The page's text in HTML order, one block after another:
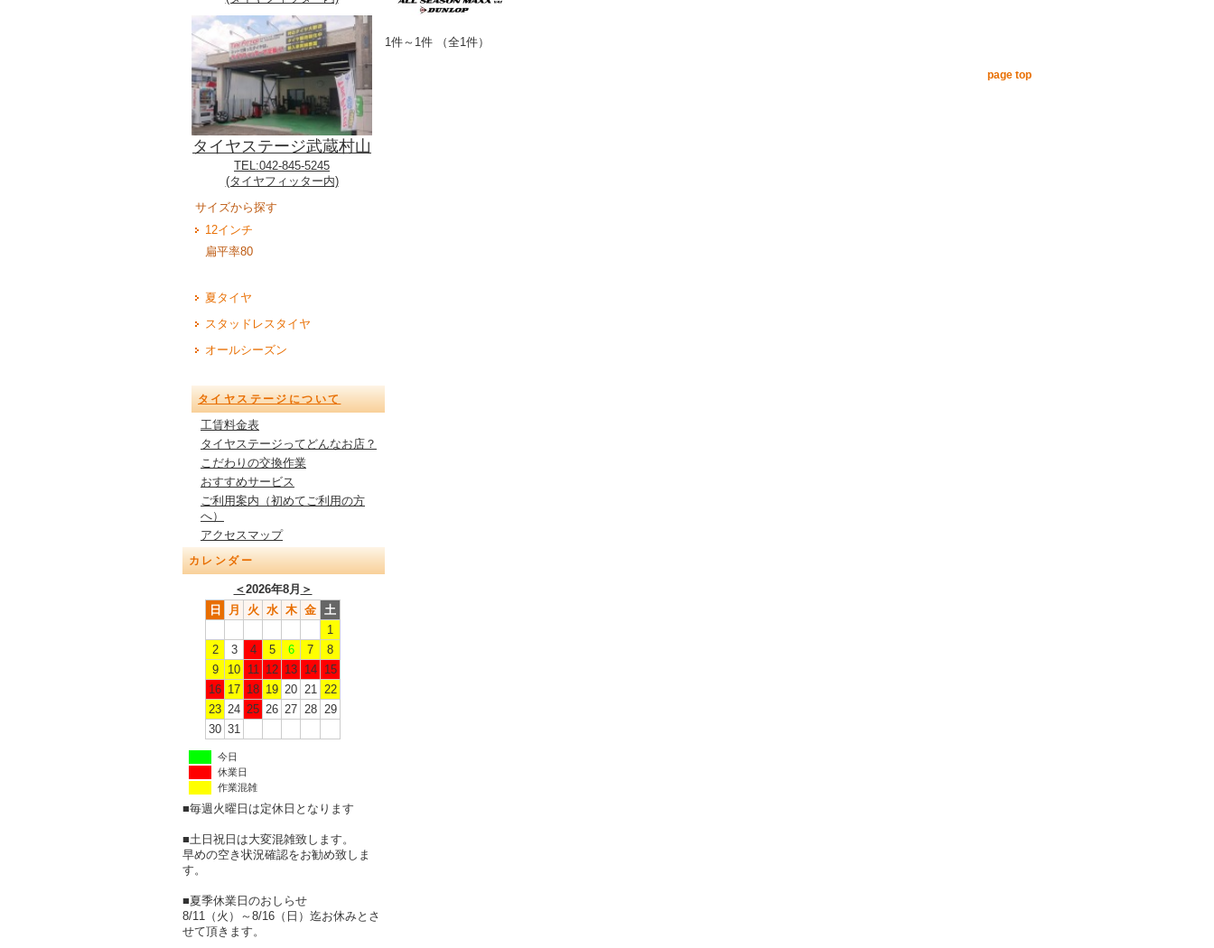
タイヤステージ武蔵村山
TEL:042-845-5245
(タイヤフィッター内)
サイズから探す
12インチ
扁平率80
夏タイヤ
スタッドレスタイヤ
オールシーズン
タイヤステージについて
工賃料金表
タイヤステージってどんなお店？
こだわりの交換作業
おすすめサービス
ご利用案内（初めてご利用の方
へ）
アクセスマップ
カレンダー
＜2026年8月 ＞
日
月 火 水 木 金 土
1
2
3 4 5 6 7
8
9
10 11 12 13 14
15
16 17 18 19 20 21 22
23 24 25 26 27 28 29
30 31
今日
休業日
作業混雑
■毎週火曜日は定休日となります
■土日祝日は大変混雑致します。
早めの空き状況確認をお勧め致しま
す。
■夏季休業日のおしらせ
8/11（火）～8/16（日）迄お休みとさ
せて頂きます。
1件～1件 （全1件）
page top